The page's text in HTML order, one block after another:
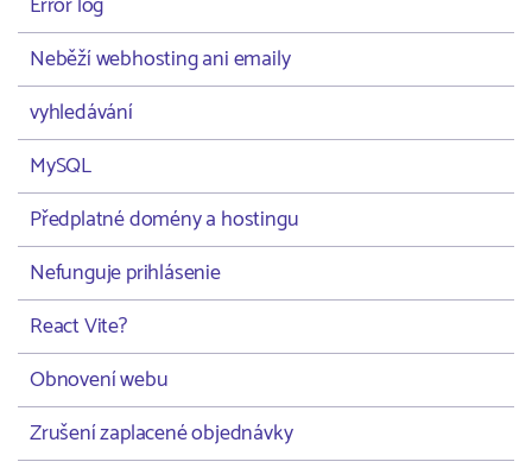
Neběží webhosting ani emaily
vyhledávání
MySQL
Předplatné domény a hostingu
Nefunguje prihlásenie
React Vite?
Obnovení webu
Zrušení zaplacené objednávky